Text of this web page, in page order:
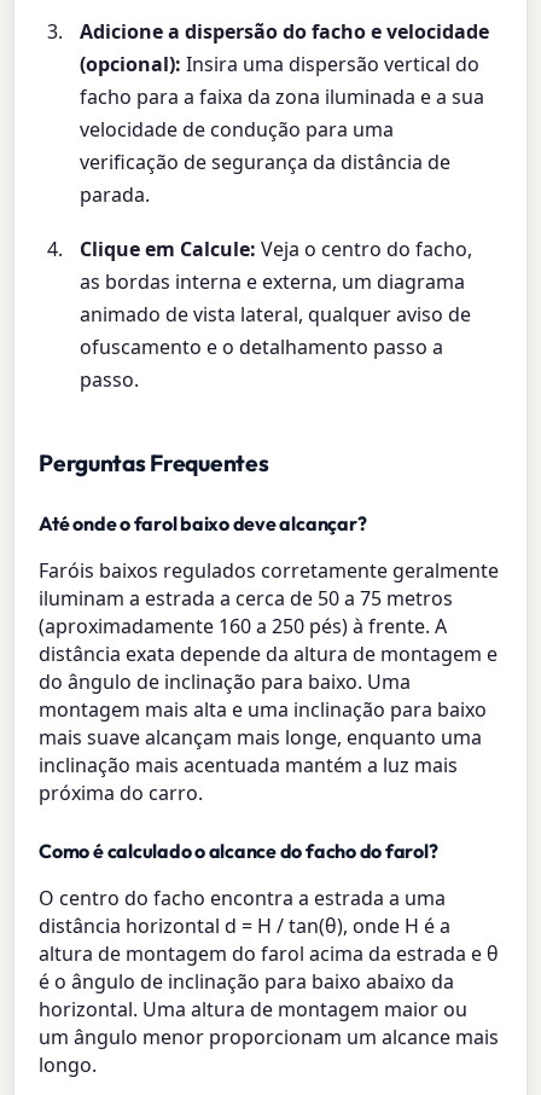
Adicione a dispersão do facho e velocidade
(opcional): Insira uma dispersão vertical do
facho para a faixa da zona iluminada e a sua
velocidade de condução para uma
verificação de segurança da distância de
parada.
Clique em Calcule: Veja o centro do facho,
as bordas interna e externa, um diagrama
animado de vista lateral, qualquer aviso de
ofuscamento e o detalhamento passo a
passo.
Perguntas Frequentes
Até onde o farol baixo deve alcançar?
Faróis baixos regulados corretamente geralmente
iluminam a estrada a cerca de 50 a 75 metros
(aproximadamente 160 a 250 pés) à frente. A
distância exata depende da altura de montagem e
do ângulo de inclinação para baixo. Uma
montagem mais alta e uma inclinação para baixo
mais suave alcançam mais longe, enquanto uma
inclinação mais acentuada mantém a luz mais
próxima do carro.
Como é calculado o alcance do facho do farol?
O centro do facho encontra a estrada a uma
distância horizontal d = H / tan(θ), onde H é a
altura de montagem do farol acima da estrada e θ
é o ângulo de inclinação para baixo abaixo da
horizontal. Uma altura de montagem maior ou
um ângulo menor proporcionam um alcance mais
longo.